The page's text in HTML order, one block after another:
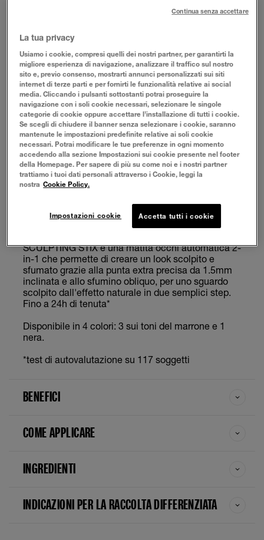
Rosy Sculpt
PROVALO
ACQUISTA ORA
DETTAGLI PRODOTTO
SCULPTING STIX è una matita occhi automatica 2-
in-1 che permette di creare un look scolpito e
sfumato grazie alla punta extra precisa da 1.5mm
inclinata e allo sfumino obliquo, per uno sguardo
scolpito dall'effetto naturale in due semplici step.
Fino a 24h di tenuta*
Disponibile in 4 colori: 3 sui toni del marrone e 1
nera.
*test di autovalutazione su 117 soggetti
BENEFICI
COME APPLICARE
INGREDIENTI
INDICAZIONI PER LA RACCOLTA DIFFERENZIATA
La tua privacy
Usiamo i cookie, compresi quelli dei nostri partner, per garantirti la
migliore esperienza di navigazione, analizzare il traffico sul nostro
sito e, previo consenso, mostrarti annunci personalizzati sui siti
internet di terze parti e per fornirti le funzionalità relative ai social
media. Cliccando i pulsanti sottostanti potrai proseguire la
navigazione con i soli cookie necessari, selezionare le singole
categorie di cookie oppure accettare l’installazione di tutti i cookie.
Se scegli di chiudere il banner senza selezionare i cookie, saranno
mantenute le impostazioni predefinite relative ai soli cookie
necessari. Potrai modificare le tue preferenze in ogni momento
accedendo alla sezione Impostazioni sui cookie presente nel footer
della Homepage. Per sapere di più su come noi e i nostri partner
trattiamo i tuoi dati personali attraverso i Cookie, leggi la
nostra Cookie Policy.
Impostazioni cookie Accetta tutti i cookie
Continua senza accettare